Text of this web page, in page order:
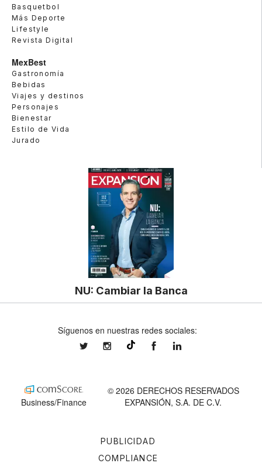
Basquetbol
Más Deporte
Lifestyle
Revista Digital
MexBest
Gastronomía
Bebidas
Viajes y destinos
Personajes
Bienestar
Estilo de Vida
Jurado
NU: Cambiar la Banca
PUBLICIDAD
COMPLIANCE
Síguenos en nuestras redes sociales:
expansionmxexpansionmx ExpansionMex
Business/Finance
© 2026 DERECHOS RESERVADOS
EXPANSIÓN, S.A. DE C.V.